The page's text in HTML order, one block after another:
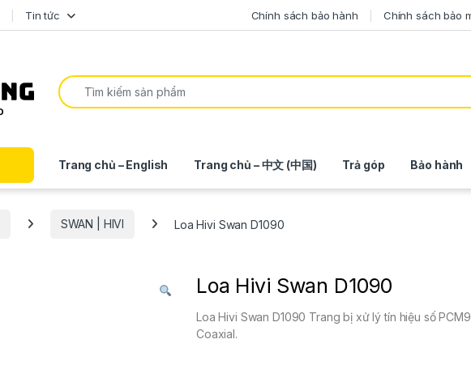
Tin tức Chính sách bảo hành Chính sách bảo
Trang chủ – English Trang chủ – 中文 (中国) Trả góp Bảo hành
SWAN | HIVI Loa Hivi Swan D1090
Loa Hivi Swan D1090
Loa Hivi Swan D1090 Trang bị xử lý tín hiệu số
Coaxial.